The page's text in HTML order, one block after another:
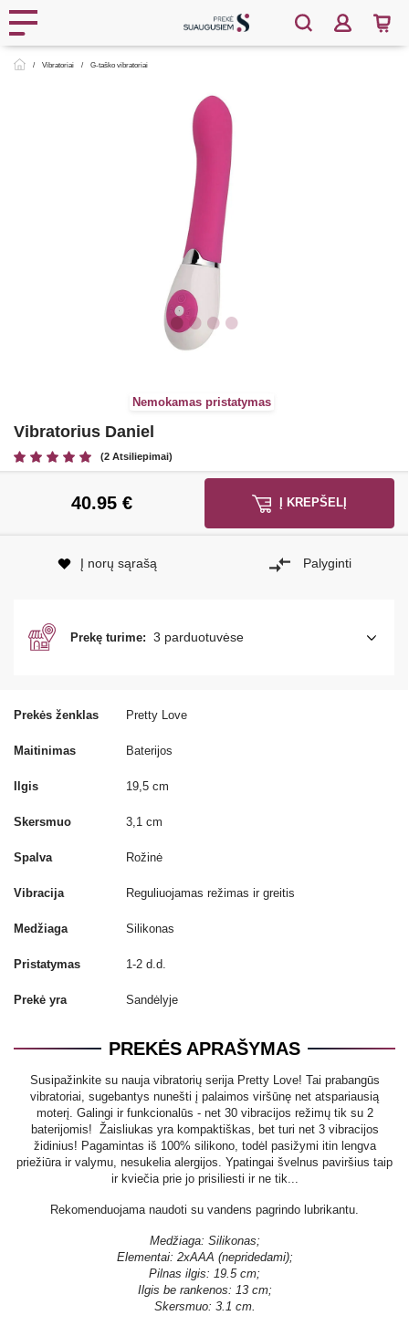
Vibratoriai G-taško vibratoriai
Nemokamas pristatymas
Vibratorius Daniel
(2 Atsiliepimai)
Prekės ženklas Pretty Love
Maitinimas Baterijos
Ilgis 19,5 cm
Skersmuo 3,1 cm
Spalva Rožinė
Vibracija Reguliuojamas režimas ir greitis
Medžiaga Silikonas
Pristatymas 1-2 d.d.
Prekė yra Sandėlyje
40.95 € Į KREPŠELĮ
Į norų sąrašą Palyginti
Prekę turime: 3 parduotuvėse
PREKĖS APRAŠYMAS
Susipažinkite su nauja vibratorių serija Pretty Love! Tai prabangūs
vibratoriai, sugebantys nunešti į palaimos viršūnę net atspariausią
moterį. Galingi ir funkcionalūs - net 30 vibracijos režimų tik su 2
baterijomis! Žaisliukas yra kompaktiškas, bet turi net 3 vibracijos
židinius! Pagamintas iš 100% silikono, todėl pasižymi itin lengva
priežiūra ir valymu, nesukelia alergijos. Ypatingai švelnus paviršius taip
ir kviečia prie jo prisiliesti ir ne tik...
Rekomenduojama naudoti su vandens pagrindo lubrikantu.
Medžiaga: Silikonas;
Elementai: 2xAAA (nepridedami);
Pilnas ilgis: 19.5 cm;
Ilgis be rankenos: 13 cm;
Skersmuo: 3.1 cm.